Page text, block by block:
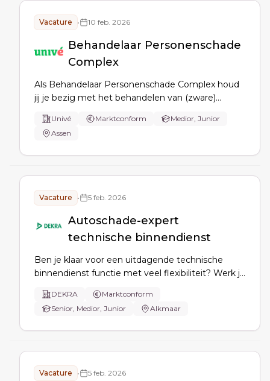
Vacature • 10 feb. 2026
Behandelaar Personenschade
Complex
Als Behandelaar Personenschade Complex houd
jij je bezig met het behandelen van (zware)
(schade)reserve vast binnen de kaders van wet-
en regelgeving , (interne) beleidsregels en
Univé Marktconform
Medior, Junior
Assen
Vacature • 5 feb. 2026
Autoschade-expert
technische binnendienst
Ben je klaar voor een uitdagende technische
binnendienst functie met veel flexibiliteit? Werk je
klantgericht? Dan is deze deels hybride functie als
Technische binnendienst expert/talent bij ons
DEKRA
Marktconform
Senior, Medior, Junior
Alkmaar
Vacature • 5 feb. 2026